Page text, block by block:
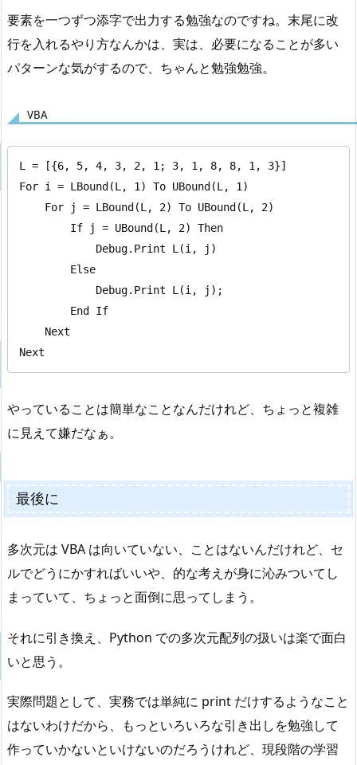
要素を一つずつ添字で出力する勉強なのですね。末尾に改
行を入れるやり方なんかは、実は、必要になることが多い
パターンな気がするので、ちゃんと勉強勉強。
VBA
L = [{6, 5, 4, 3, 2, 1; 3, 1, 8, 8, 1, 3}]
For i = LBound(L, 1) To UBound(L, 1)
Next
やっていることは簡単なことなんだけれど、ちょっと複雑
に見えて嫌だなぁ。
最後に
多次元は VBA は向いていない、ことはないんだけれど、セ
ルでどうにかすればいいや、的な考えが身に沁みついてし
まっていて、ちょっと面倒に思ってしまう。
それに引き換え、Python での多次元配列の扱いは楽で面白
いと思う。
実際問題として、実務では単純に print だけするようなこと
はないわけだから、もっといろいろな引き出しを勉強して
作っていかないといけないのだろうけれど、現段階の学習